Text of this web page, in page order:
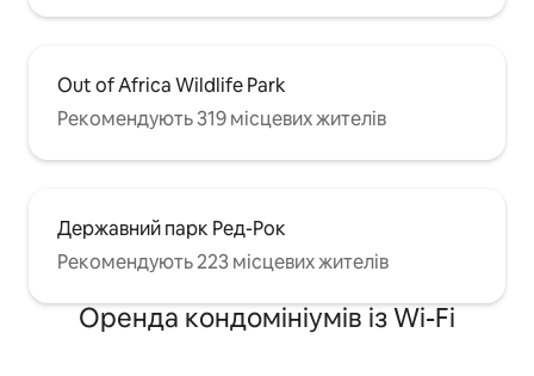
Out of Africa Wildlife Park
Рекомендують 319 місцевих жителів
Державний парк Ред-Рок
Рекомендують 223 місцевих жителів
Оренда кондомініумів із Wi-Fi